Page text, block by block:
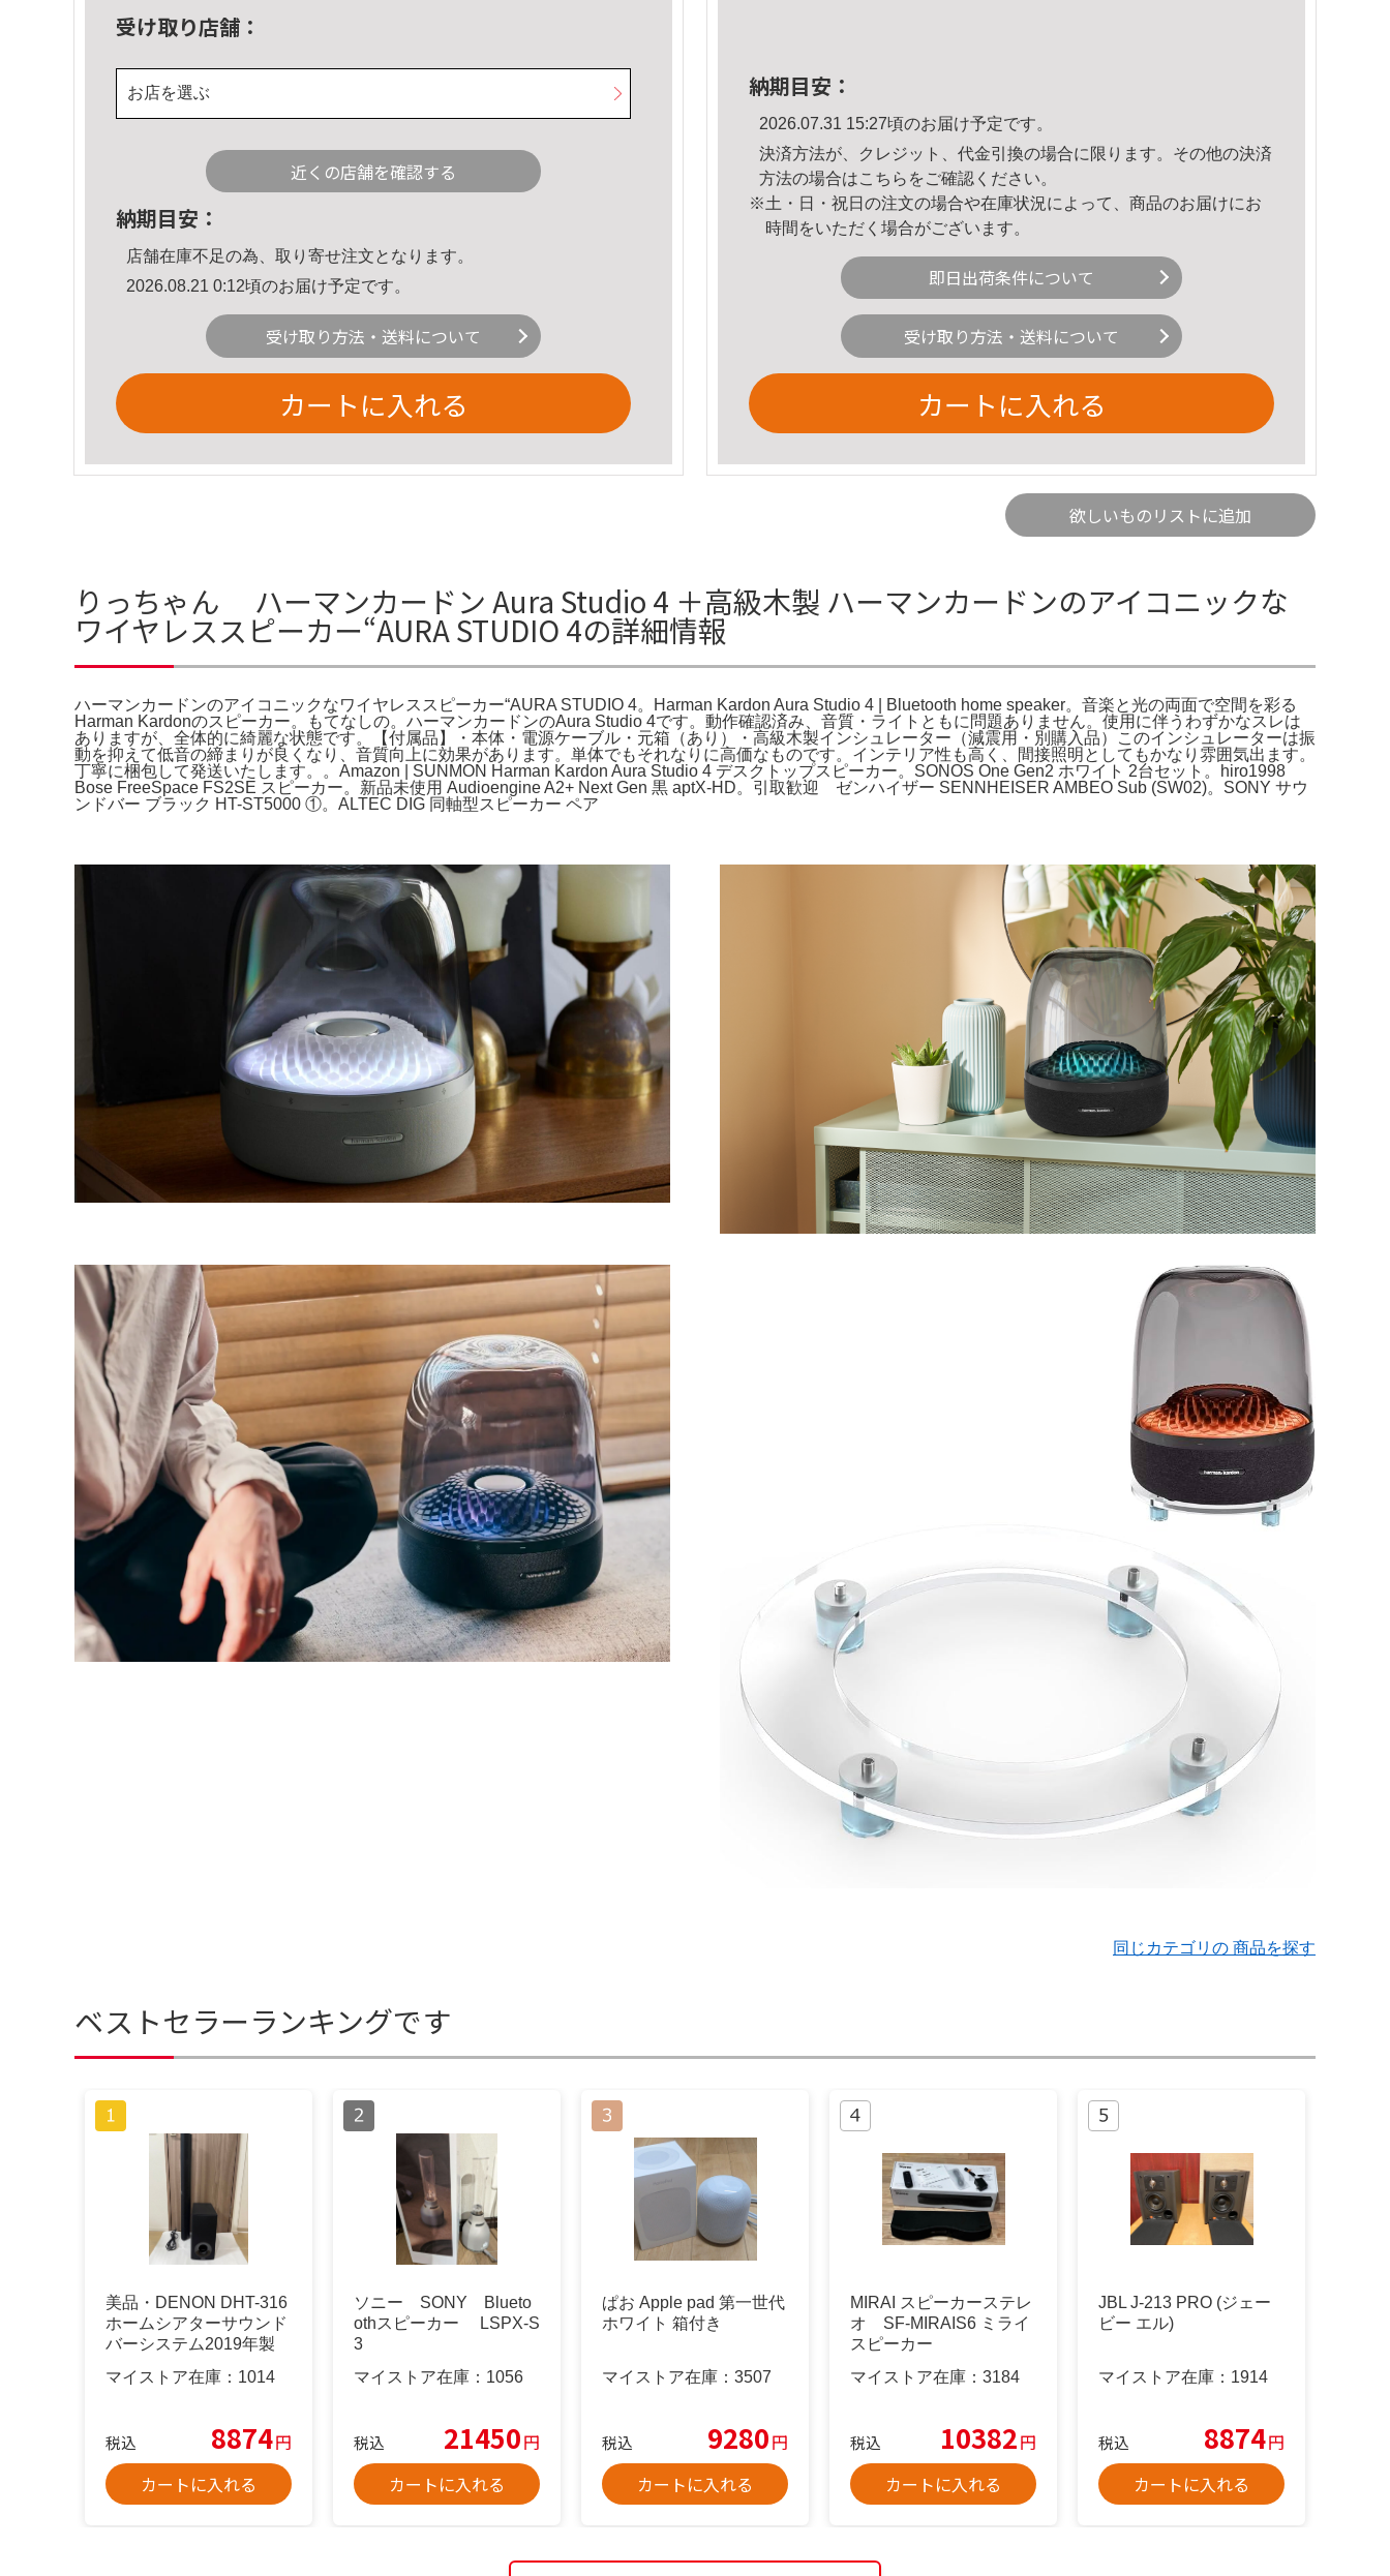
受け取り店舗：
お店を選ぶ
近くの店舗を確認する
納期目安：
店舗在庫不足の為、取り寄せ注文となります。
2026.08.21 0:12頃のお届け予定です。
受け取り方法・送料について
カートに入れる
納期目安：
2026.07.31 15:27頃のお届け予定です。
決済方法が、クレジット、代金引換の場合に限ります。その他の決済
方法の場合はこちら をご確認ください。
※土・日・祝日の注文の場合や在庫状況によって、商品のお届けにお
時間をいただく場合がございます。
即日出荷条件について
受け取り方法・送料について
カートに入れる
欲しいものリストに追加
りっちゃん ハーマンカードン Aura Studio 4 ＋高級木製 ハーマンカードンのアイコニックな
ワイヤレススピーカー“AURA STUDIO 4の詳細情報
ハーマンカードンのアイコニックなワイヤレススピーカー“AURA STUDIO 4。Harman Kardon Aura Studio 4 | Bluetooth home speaker。音楽と光の両面で空間を彩る
Harman Kardonのスピーカー。もてなしの。ハーマンカードンのAura Studio 4です。動作確認済み、音質・ライトともに問題ありません。使用に伴うわずかなスレは
ありますが、全体的に綺麗な状態です。【付属品】・本体・電源ケーブル・元箱（あり）・高級木製インシュレーター（減震用・別購入品）このインシュレーターは振
動を抑えて低音の締まりが良くなり、音質向上に効果があります。単体でもそれなりに高価なものです。インテリア性も高く、間接照明としてもかなり雰囲気出ます。
丁寧に梱包して発送いたします。。Amazon | SUNMON Harman Kardon Aura Studio 4 デスクトップスピーカー。SONOS One Gen2 ホワイト 2台セット。hiro1998
Bose FreeSpace FS2SE スピーカー。新品未使用 Audioengine A2+ Next Gen 黒 aptX-HD。引取歓迎 ゼンハイザー SENNHEISER AMBEO Sub (SW02)。SONY サウ
ンドバー ブラック HT-ST5000 ①。ALTEC DIG 同軸型スピーカー ペア
同じカテゴリの 商品を探す
ベストセラーランキングです
美品・DENON DHT-316
ホームシアターサウンド
バーシステム2019年製
マイストア在庫： 1014
税込 8874円
カートに入れる
ソニー SONY Blueto
othスピーカー LSPX-S
3
マイストア在庫： 1056
税込 21450円
カートに入れる
ぱお Apple pad 第一世代
ホワイト 箱付き
マイストア在庫： 3507
税込 9280円
カートに入れる
MIRAI スピーカーステレ
オ SF-MIRAIS6 ミライ
スピーカー
マイストア在庫： 3184
税込 10382円
カートに入れる
JBL J-213 PRO (ジェー
ビー エル)
マイストア在庫： 1914
税込 8874円
カートに入れる